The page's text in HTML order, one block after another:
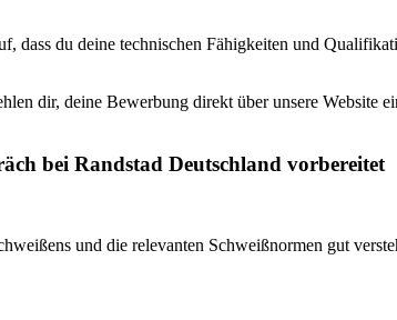
dass du deine technischen Fähigkeiten und
dir, deine Bewerbung direkt über unsere Website
bei Randstad Deutschland vorbereitet
und die relevanten Schweißnormen gut